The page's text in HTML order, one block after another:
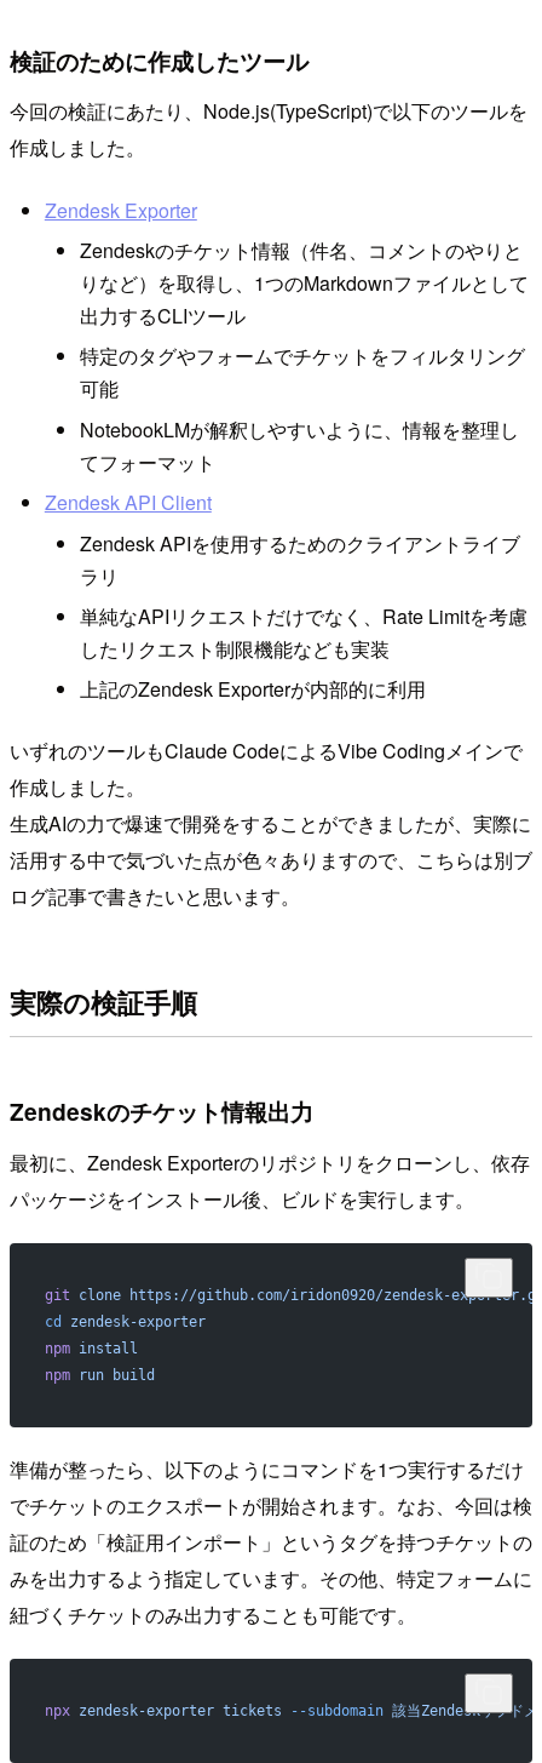
検証のために作成したツール
今回の検証にあたり、Node.js(TypeScript)で以下のツールを
作成しました。
Zendesk Exporter
Zendeskのチケット情報（件名、コメントのやりと
りなど）を取得し、1つのMarkdownファイルとして
出力するCLIツール
特定のタグやフォームでチケットをフィルタリング
可能
NotebookLMが解釈しやすいように、情報を整理し
てフォーマット
Zendesk API Client
Zendesk APIを使用するためのクライアントライブ
ラリ
単純なAPIリクエストだけでなく、Rate Limitを考慮
したリクエスト制限機能なども実装
上記のZendesk Exporterが内部的に利用
いずれのツールもClaude CodeによるVibe Codingメインで
作成しました。
生成AIの力で爆速で開発をすることができましたが、実際に
活用する中で気づいた点が色々ありますので、こちらは別ブ
ログ記事で書きたいと思います。
実際の検証手順
Zendeskのチケット情報出力
最初に、Zendesk Exporterのリポジトリをクローンし、依存
パッケージをインストール後、ビルドを実行します。
git clone https://github.com/iridon0920/zendesk-
cd
zendesk-exporter
npm install
npm run build
準備が整ったら、以下のようにコマンドを1つ実行するだけ
でチケットのエクスポートが開始されます。なお、今回は検
証のため「検証用インポート」というタグを持つチケットの
みを出力するよう指定しています。その他、特定フォームに
紐づくチケットのみ出力することも可能です。
npx zendesk-exporter tickets --subdomain 該当Zendeskサブドメ